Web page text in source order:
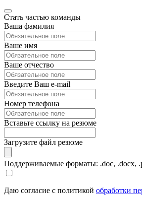
Стать частью команды
Ваша фамилия
Ваше имя
Ваше отчество
Введите Ваш e-mail
Номер телефона
Вставьте ссылку на резюме
Загрузите файл резюме
Поддерживаемые форматы: .doc, .docx,
Даю согласие с политикой обработки